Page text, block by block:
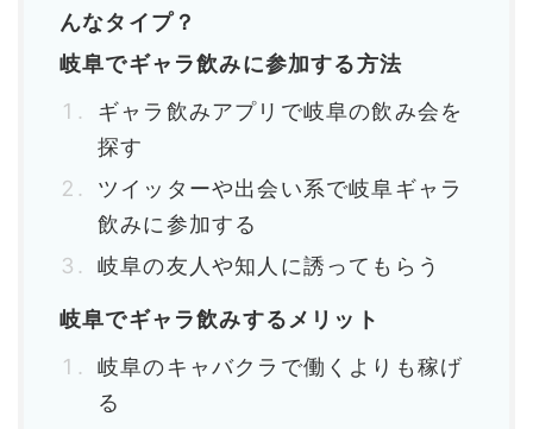
んなタイプ？
岐阜でギャラ飲みに参加する方法
ギャラ飲みアプリで岐阜の飲み会を
探す
ツイッターや出会い系で岐阜ギャラ
飲みに参加する
岐阜の友人や知人に誘ってもらう
岐阜でギャラ飲みするメリット
岐阜のキャバクラで働くよりも稼げ
る